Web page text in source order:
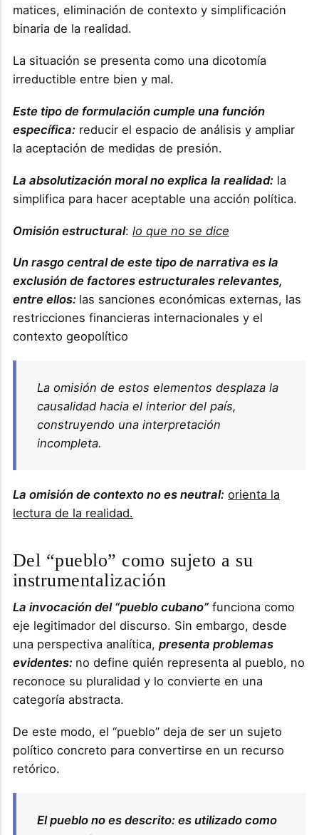
matices, eliminación de contexto y simplificación
binaria de la realidad.
La situación se presenta como una dicotomía
irreductible entre bien y mal.
Este tipo de formulación cumple una función
específica: reducir el espacio de análisis y ampliar
la aceptación de medidas de presión.
La absolutización moral no explica la realidad: la
simplifica para hacer aceptable una acción política.
Omisión estructural: lo que no se dice
Un rasgo central de este tipo de narrativa es la
exclusión de factores estructurales relevantes,
entre ellos: las sanciones económicas externas, las
restricciones financieras internacionales y el
contexto geopolítico
La omisión de estos elementos desplaza la
causalidad hacia el interior del país,
construyendo una interpretación
incompleta.
La omisión de contexto no es neutral: orienta la
lectura de la realidad.
Del “pueblo” como sujeto a su
instrumentalización
La invocación del “pueblo cubano”funciona como
eje legitimador del discurso. Sin embargo, desde
una perspectiva analítica, presenta problemas
evidentes: no define quién representa al pueblo, no
reconoce su pluralidad y lo convierte en una
categoría abstracta.
De este modo, el “pueblo” deja de ser un sujeto
político concreto para convertirse en un recurso
retórico.
El pueblo no es descrito: es utilizado como